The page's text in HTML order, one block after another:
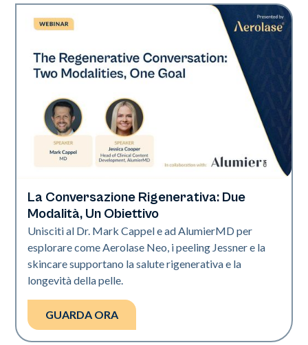
Neo Elite
La Conversazione Rigenerativa: Due
Modalità, Un Obiettivo
Unisciti al Dr. Mark Cappel e ad AlumierMD per
esplorare come Aerolase Neo, i peeling Jessner e la
skincare supportano la salute rigenerativa e la
longevità della pelle.
GUARDA ORA